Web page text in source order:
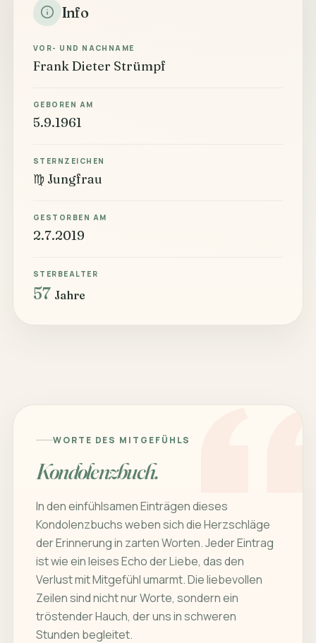
Info
VOR- UND NACHNAME
Frank Dieter Strümpf
GEBOREN AM
5.9.1961
STERNZEICHEN
♍ Jungfrau
GESTORBEN AM
2.7.2019
STERBEALTER
57 Jahre
WORTE DES MITGEFÜHLS
Kondolenzbuch.
In den einfühlsamen Einträgen dieses
Kondolenzbuchs weben sich die Herzschläge
der Erinnerung in zarten Worten. Jeder Eintrag
ist wie ein leises Echo der Liebe, das den
Verlust mit Mitgefühl umarmt. Die liebevollen
Zeilen sind nicht nur Worte, sondern ein
tröstender Hauch, der uns in schweren
Stunden begleitet.